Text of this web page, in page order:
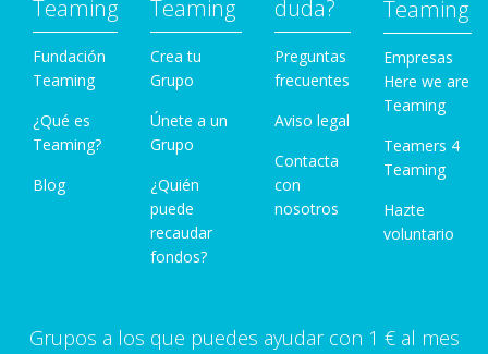
Teaming
Fundación
Teaming
¿Qué es
Teaming?
Blog
Teaming
Crea tu
Grupo
Únete a un
Grupo
¿Quién
puede
recaudar
fondos?
duda?
Preguntas
frecuentes
Aviso legal
Contacta
con
nosotros
Teaming
Empresas
Here we are
Teaming
Teamers 4
Teaming
Hazte
voluntario
Grupos a los que puedes ayudar con 1 € al mes